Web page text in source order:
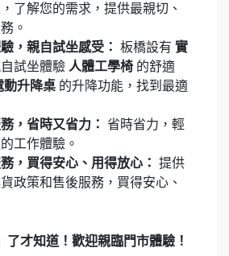
了解您的需求，提供最親切、
。
，親自試坐感受： 板橋設有 實
自試坐體驗 人體工學椅 的舒適
動升降桌 的升降功能，找到最適
，省時又省力： 省時省力，輕
工作體驗。
，買得安心、用得放心： 提供
政策和售後服務，買得安心、
了才知道！歡迎親臨門市體驗！